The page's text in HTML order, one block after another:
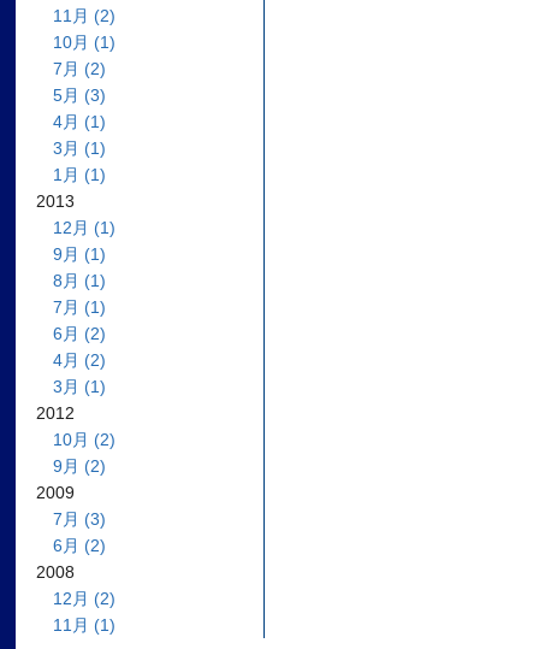
11月 (2)
10月 (1)
7月 (2)
5月 (3)
4月 (1)
3月 (1)
1月 (1)
2013
12月 (1)
9月 (1)
8月 (1)
7月 (1)
6月 (2)
4月 (2)
3月 (1)
2012
10月 (2)
9月 (2)
2009
7月 (3)
6月 (2)
2008
12月 (2)
11月 (1)